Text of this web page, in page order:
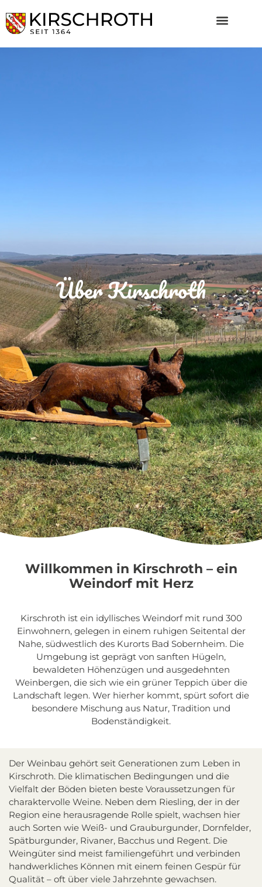
Über Kirschroth
Willkommen in Kirschroth – ein
Weindorf mit Herz
Kirschroth ist ein idyllisches Weindorf mit rund 300
Einwohnern, gelegen in einem ruhigen Seitental der
Nahe, südwestlich des Kurorts Bad Sobernheim. Die
Umgebung ist geprägt von sanften Hügeln,
bewaldeten Höhenzügen und ausgedehnten
Weinbergen, die sich wie ein grüner Teppich über die
Landschaft legen. Wer hierher kommt, spürt sofort die
besondere Mischung aus Natur, Tradition und
Bodenständigkeit.
Der Weinbau gehört seit Generationen zum Leben in
Kirschroth. Die klimatischen Bedingungen und die
Vielfalt der Böden bieten beste Voraussetzungen für
charaktervolle Weine. Neben dem Riesling, der in der
Region eine herausragende Rolle spielt, wachsen hier
auch Sorten wie Weiß- und Grauburgunder, Dornfelder,
Spätburgunder, Rivaner, Bacchus und Regent. Die
Weingüter sind meist familiengeführt und verbinden
handwerkliches Können mit einem feinen Gespür für
Qualität – oft über viele Jahrzehnte gewachsen.